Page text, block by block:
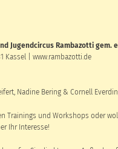
Jugendcircus Rambazotti gem.
Kassel | www.rambazotti.de
Nadine Bering & Cornell
Trainings und Workshops oder
Ihr Interesse!